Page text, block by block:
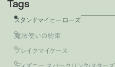
Tags
スタンドマイヒーローズ
魔法使いの約束
ブレイクマイケース